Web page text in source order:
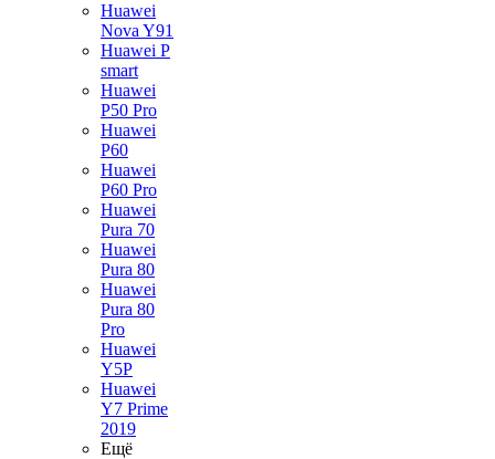
Huawei
Nova Y91
Huawei P
smart
Huawei
P50 Pro
Huawei
P60
Huawei
P60 Pro
Huawei
Pura 70
Huawei
Pura 80
Huawei
Pura 80
Pro
Huawei
Y5P
Huawei
Y7 Prime
2019
Ещё